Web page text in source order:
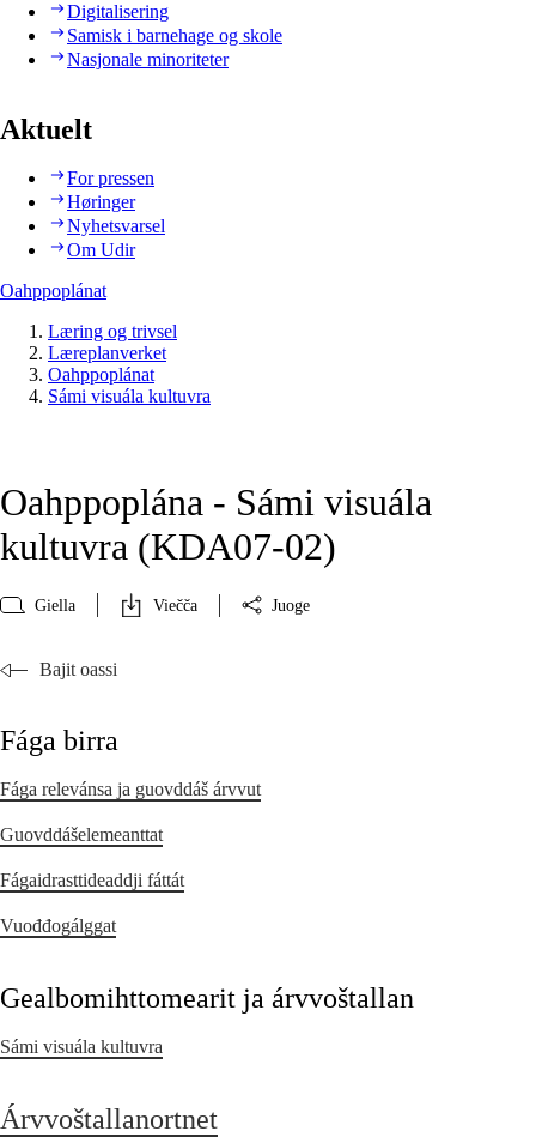
Digitalisering
Samisk i barnehage og skole
Nasjonale minoriteter
Aktuelt
For pressen
Høringer
Nyhetsvarsel
Om Udir
Oahppoplánat
Læring og trivsel
Læreplanverket
Oahppoplánat
Sámi visuála kultuvra
Oahppoplána - Sámi visuála
kultuvra (KDA07‑02)
Giella Viečča Juoge
Bajit oassi
Fága birra
Fága relevánsa ja guovddáš árvvut
Guovddášelemeanttat
Fágaidrasttideaddji fáttát
Vuođđogálggat
Gealbomihttomearit ja árvvoštallan
Sámi visuála kultuvra
Árvvoštallanortnet